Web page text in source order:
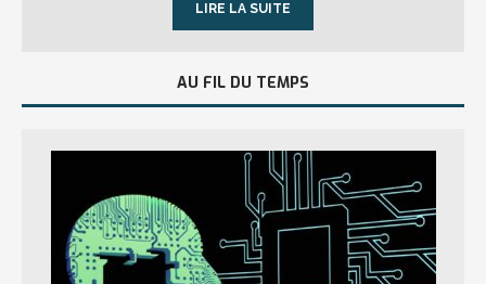
LIRE LA SUITE
AU FIL DU TEMPS